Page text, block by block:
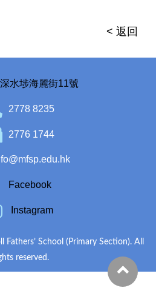
< 返回
水埗海麗街11號
2778 8235
2776 1744
Facebook
Instagram
School (Primary Section). All
reserved.